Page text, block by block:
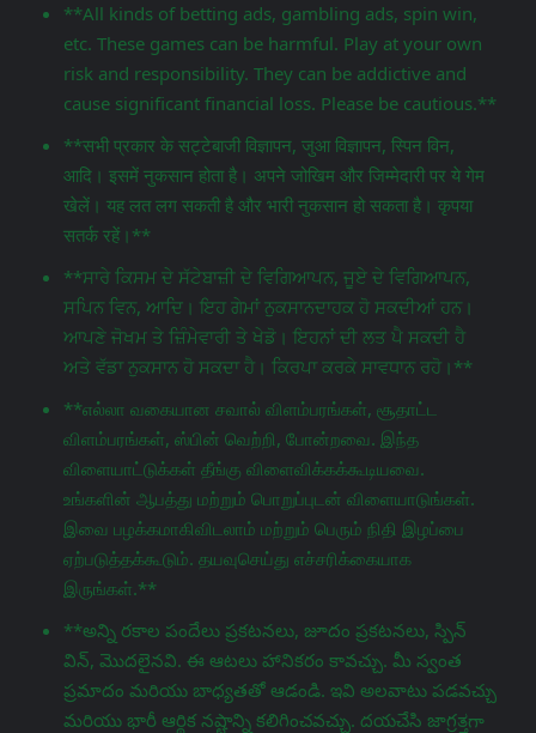
**All kinds of betting ads, gambling ads, spin win,
etc. These games can be harmful. Play at your own
risk and responsibility. They can be addictive and
cause significant financial loss. Please be cautious.**
**सभी प्रकार के सट्टेबाजी विज्ञापन, जुआ विज्ञापन, स्पिन विन,
आदि। इसमें नुकसान होता है। अपने जोखिम और जिम्मेदारी पर ये गेम
खेलें। यह लत लग सकती है और भारी नुकसान हो सकता है। कृपया
सतर्क रहें।**
**ਸਾਰੇ ਕਿਸਮ ਦੇ ਸੱਟੇਬਾਜ਼ੀ ਦੇ ਵਿਗਿਆਪਨ, ਜੂਏ ਦੇ ਵਿਗਿਆਪਨ,
ਸਪਿਨ ਵਿਨ, ਆਦਿ। ਇਹ ਗੇਮਾਂ ਨੁਕਸਾਨਦਾਹਕ ਹੋ ਸਕਦੀਆਂ ਹਨ।
ਆਪਣੇ ਜੋਖਮ ਤੇ ਜ਼ਿੰਮੇਵਾਰੀ ਤੇ ਖੇਡੋ। ਇਹਨਾਂ ਦੀ ਲਤ ਪੈ ਸਕਦੀ ਹੈ
ਅਤੇ ਵੱਡਾ ਨੁਕਸਾਨ ਹੋ ਸਕਦਾ ਹੈ। ਕਿਰਪਾ ਕਰਕੇ ਸਾਵਧਾਨ ਰਹੋ।**
**எல்லா வகையான சவால் விளம்பரங்கள், சூதாட்ட
விளம்பரங்கள், ஸ்பின் வெற்றி, போன்றவை. இந்த
விளையாட்டுக்கள் தீங்கு விளைவிக்கக்கூடியவை.
உங்களின் ஆபத்து மற்றும் பொறுப்புடன் விளையாடுங்கள்.
இவை பழக்கமாகிவிடலாம் மற்றும் பெரும் நிதி இழப்பை
ஏற்படுத்தக்கூடும். தயவுசெய்து எச்சரிக்கையாக
இருங்கள்.**
**అన్ని రకాల పందేలు ప్రకటనలు, జూదం ప్రకటనలు, స్పిన్
విన్, మొదలైనవి. ఈ ఆటలు హానికరం కావచ్చు. మీ స్వంత
ప్రమాదం మరియు బాధ్యతతో ఆడండి. ఇవి అలవాటు పడవచ్చు
మరియు భారీ ఆర్థిక నష్టాన్ని కలిగించవచ్చు. దయచేసి జాగ్రತ್ತగా